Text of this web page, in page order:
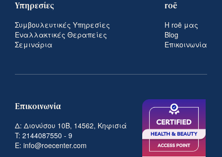
Υπηρεσίες
Συμβουλευτικές Υπηρεσίες
Εναλλακτικές Θεραπείες
Σεμινάρια
roē
Η roē μας
Blog
Επικοινωνία
Επικοινωνία
Δ: Διονύσου 10Β, 14562, Κηφισιά
T: 2144087550 - 9
E: info@roecenter.com